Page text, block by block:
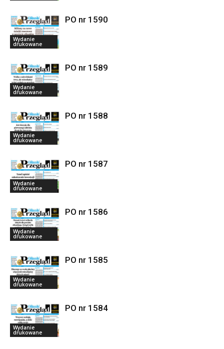
Wydanie
drukowane
PO nr 1590
Wydanie
drukowane
PO nr 1589
Wydanie
drukowane
PO nr 1588
Wydanie
drukowane
PO nr 1587
Wydanie
drukowane
PO nr 1586
Wydanie
drukowane
PO nr 1585
Wydanie
drukowane
PO nr 1584